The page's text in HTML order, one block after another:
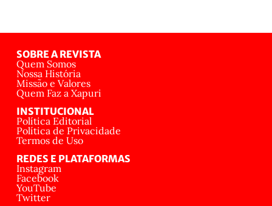
SOBRE A REVISTA
Quem Somos
Nossa História
Missão e Valores
Quem Faz a Xapuri
INSTITUCIONAL
Política Editorial
Política de Privacidade
Termos de Uso
REDES E PLATAFORMAS
Instagram
Facebook
YouTube
Twitter